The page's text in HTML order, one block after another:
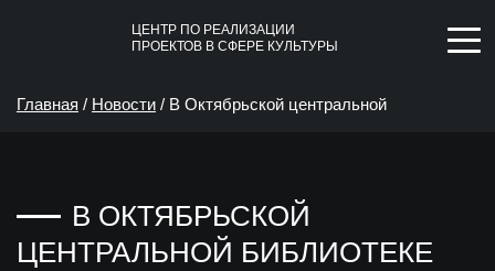
ЦЕНТР ПО РЕАЛИЗАЦИИ
ПРОЕКТОВ В СФЕРЕ КУЛЬТУРЫ
Главная / Новости / В Октябрьской центральной
для подростковВ ОКТЯБРЬСКОЙ
ЦЕНТРАЛЬНОЙ БИБЛИОТЕКЕ